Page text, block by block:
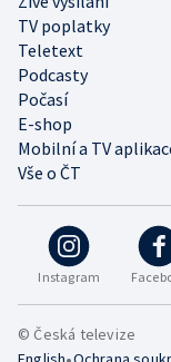
Instagram
TV poplatky
Teletext
Podcasty
Počasí
E-shop
Mobilní a TV
Vše o ČT
© Česká televize